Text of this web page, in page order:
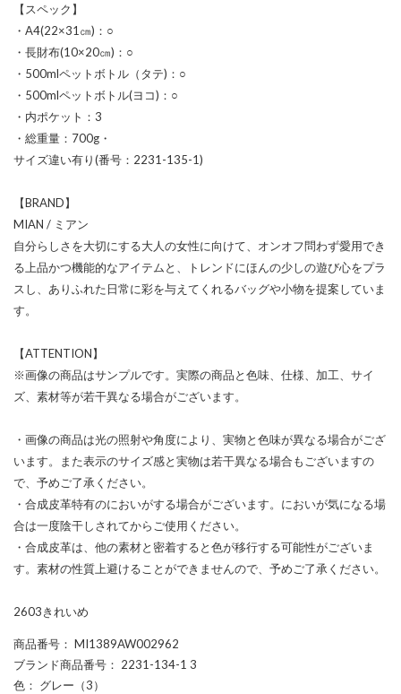
【スペック】
・A4(22×31㎝)：○
・長財布(10×20㎝)：○
・500mlペットボトル（タテ)：○
・500mlペットボトル(ヨコ)：○
・内ポケット：3
・総重量：700g・
サイズ違い有り(番号：2231-135-1)
【BRAND】
MIAN / ミアン
自分らしさを大切にする大人の女性に向けて、オンオフ問わず愛用でき
る上品かつ機能的なアイテムと、トレンドにほんの少しの遊び心をプラ
スし、ありふれた日常に彩を与えてくれるバッグや小物を提案していま
す。
【ATTENTION】
※画像の商品はサンプルです。実際の商品と色味、仕様、加工、サイ
ズ、素材等が若干異なる場合がございます。
・画像の商品は光の照射や角度により、実物と色味が異なる場合がござ
います。また表示のサイズ感と実物は若干異なる場合もございますの
で、予めご了承ください。
・合成皮革特有のにおいがする場合がございます。においが気になる場
合は一度陰干しされてからご使用ください。
・合成皮革は、他の素材と密着すると色が移行する可能性がございま
す。素材の性質上避けることができませんので、予めご了承ください。
2603きれいめ
商品番号 ： MI1389AW002962
ブランド商品番号 ： 2231-134-1 3
色 ： グレー（3）